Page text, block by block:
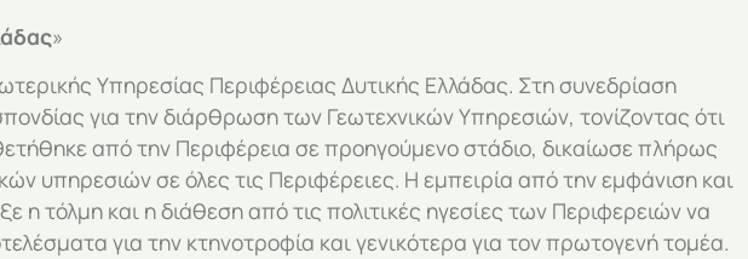
»
Υπηρεσίας Περιφέρειας Δυτικής Ελλάδας. Στη συνεδρίαση
για την διάρθρωση των Γεωτεχνικών Υπηρεσιών, τονίζοντας ότι
από την Περιφέρεια σε προηγούμενο στάδιο, δικαίωσε πλήρως
υπηρεσιών σε όλες τις Περιφέρειες. Η εμπειρία από την εμφάνιση και
τόλμη και η διάθεση από τις πολιτικές ηγεσίες των Περιφερειών να
για την κτηνοτροφία και γενικότερα για τον πρωτογενή τομέα.